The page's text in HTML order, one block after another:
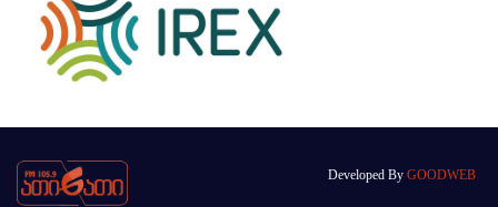
Developed By GOODWEB